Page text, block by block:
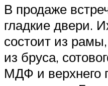
В продаже
гладкие двери.
состоит из
из бруса,
МДФ и верхнего